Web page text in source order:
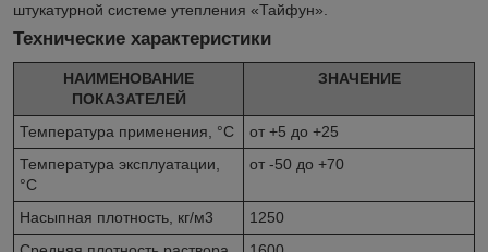
штукатурной системе утепления «Тайфун».
Технические характеристики
НАИМЕНОВАНИЕ
ПОКАЗАТЕЛЕЙ
ЗНАЧЕНИЕ
Температура применения, °С
от +5 до +25
Температура эксплуатации,
°С
от -50 до +70
Насыпная плотность, кг/м3
1250